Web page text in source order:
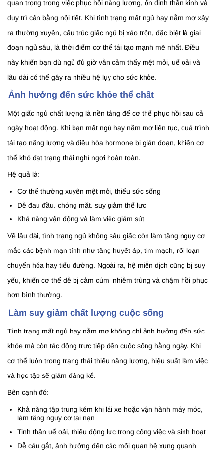
quan trọng trong việc phục hồi năng lượng, ổn định thần kinh và
duy trì cân bằng nội tiết. Khi tình trạng mất ngủ hay nằm mơ xảy
ra thường xuyên, cấu trúc giấc ngủ bị xáo trộn, đặc biệt là giai
đoạn ngủ sâu, là thời điểm cơ thể tái tạo mạnh mẽ nhất. Điều
này khiến bạn dù ngủ đủ giờ vẫn cảm thấy mệt mỏi, uể oải và
lâu dài có thể gây ra nhiều hệ lụy cho sức khỏe.
Ảnh hưởng đến sức khỏe thể chất
Một giấc ngủ chất lượng là nền tảng để cơ thể phục hồi sau cả
ngày hoạt động. Khi bạn mất ngủ hay nằm mơ liên tục, quá trình
tái tạo năng lượng và điều hòa hormone bị gián đoạn, khiến cơ
thể khó đạt trạng thái nghỉ ngơi hoàn toàn.
Hệ quả là:
Cơ thể thường xuyên mệt mỏi, thiếu sức sống
Dễ đau đầu, chóng mặt, suy giảm thể lực
Khả năng vận động và làm việc giảm sút
Về lâu dài, tình trạng ngủ không sâu giấc còn làm tăng nguy cơ
mắc các bệnh mạn tính như tăng huyết áp, tim mạch, rối loạn
chuyển hóa hay tiểu đường. Ngoài ra, hệ miễn dịch cũng bị suy
yếu, khiến cơ thể dễ bị cảm cúm, nhiễm trùng và chậm hồi phục
hơn bình thường.
Làm suy giảm chất lượng cuộc sống
Tình trạng mất ngủ hay nằm mơ không chỉ ảnh hưởng đến sức
khỏe mà còn tác động trực tiếp đến cuộc sống hằng ngày. Khi
cơ thể luôn trong trạng thái thiếu năng lượng, hiệu suất làm việc
và học tập sẽ giảm đáng kể.
Bên cạnh đó:
Khả năng tập trung kém khi lái xe hoặc vận hành máy móc,
làm tăng nguy cơ tai nạn
Tinh thần uể oải, thiếu động lực trong công việc và sinh hoạt
Dễ cáu gắt, ảnh hưởng đến các mối quan hệ xung quanh